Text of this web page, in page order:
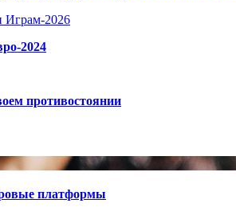
Играм-2026
2024
противостоянии
платформы